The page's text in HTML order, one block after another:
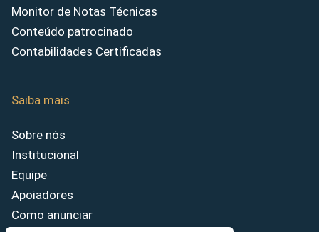
Monitor de Notas Técnicas
Conteúdo patrocinado
Contabilidades Certificadas
Saiba mais
Sobre nós
Institucional
Equipe
Apoiadores
Como anunciar